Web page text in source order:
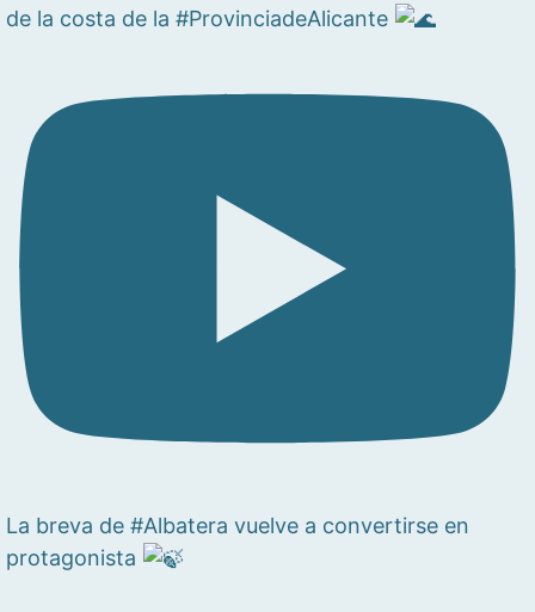
de la costa de la #ProvinciadeAlicante
La breva de #Albatera vuelve a convertirse en
protagonista